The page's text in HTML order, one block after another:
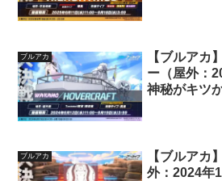
ブルアカ
【ブルアカ
ー（屋外：
神秘がキツ
ブルアカ
【ブルアカ
外：2024年